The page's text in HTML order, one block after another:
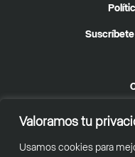
Valoramos tu
Usamos cookies para
Suscríbete